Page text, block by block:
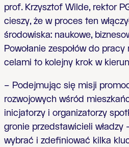
prof. Krzysztof Wilde, rektor
cieszy, że w proces ten
środowiska: naukowe,
Powołanie zespołów do
celami to kolejny krok w
– Podejmując się misji
rozwojowych wśród
inicjatorzy i organizatorzy
gronie przedstawicieli władzy
wybrać i zdefiniować kilka